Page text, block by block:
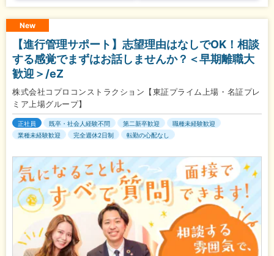
New
【進行管理サポート】志望理由はなしでOK！相談
する感覚でまずはお話しませんか？＜早期離職大
歓迎＞/eZ
株式会社コプロコンストラクション【東証プライム上場・名証プレ
ミア上場グループ】
正社員 既卒・社会人経験不問 第二新卒歓迎
職種未経験歓迎
業種未経験歓迎
完全週休2日制 転勤の心配なし